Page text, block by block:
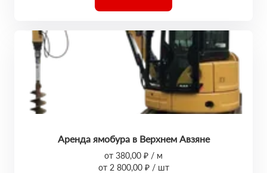
Аренда ямобура в Верхнем Авзяне
от 380,00 ₽ / м
от 2 800,00 ₽ / шт